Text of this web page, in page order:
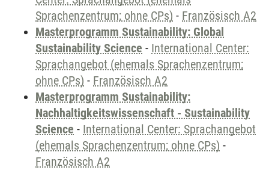
Sprachenzentrum; ohne CPs) - Französisch A2
Masterprogramm Sustainability: Global
Sustainability Science - International Center:
Sprachangebot (ehemals Sprachenzentrum;
ohne CPs) - Französisch A2
Masterprogramm Sustainability:
Nachhaltigkeitswissenschaft - Sustainability
Science - International Center: Sprachangebot
(ehemals Sprachenzentrum; ohne CPs) -
Französisch A2